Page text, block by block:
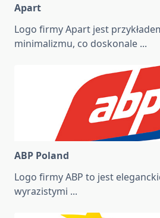
Apart
Logo firmy Apart jest
minimalizmu, co doskonale ...
ABP Poland
Logo firmy ABP to jest
wyrazistymi ...